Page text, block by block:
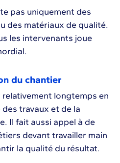
pas uniquement des
des matériaux de qualité.
les intervenants joue
du chantier
longtemps en
des travaux et de la
Il fait aussi appel à de
devant travailler main
la qualité du résultat.